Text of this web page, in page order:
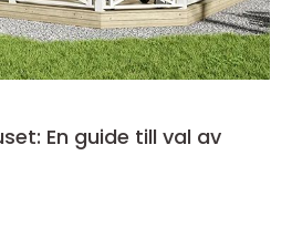
En guide till val av